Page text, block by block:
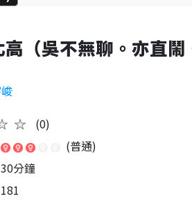
（吳不無聊。亦直鬧
(0)
(普通)
30分鐘
181